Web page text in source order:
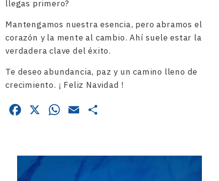
llegas primero?
Mantengamos nuestra esencia, pero abramos el
corazón y la mente al cambio. Ahí suele estar la
verdadera clave del éxito.
Te deseo abundancia, paz y un camino lleno de
crecimiento. ¡ Feliz Navidad !
Facebook
X WhatsApp
Email